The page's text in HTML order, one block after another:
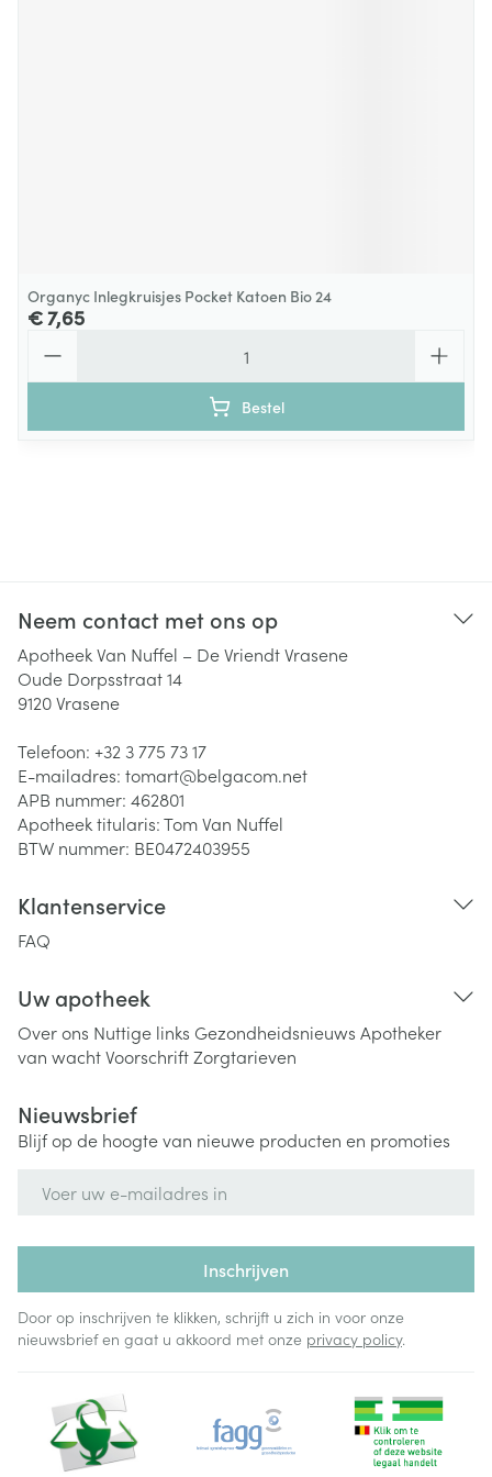
Organyc Inlegkruisjes Pocket Katoen Bio 24
€ 7,65
Bestel
Neem contact met ons op
Apotheek Van Nuffel – De Vriendt Vrasene
Oude Dorpsstraat 14
9120Vrasene
Telefoon: +32 3 775 73 17
E-mailadres: tomart@belgacom.net
APB nummer: 462801
Apotheek titularis:Tom Van Nuffel
BTW nummer: BE0472403955
Klantenservice
FAQ
Uw apotheek
Over ons Nuttige links Gezondheidsnieuws Apotheker
van wachtVoorschriftZorgtarieven
Nieuwsbrief
Blijf op de hoogte van nieuwe producten en promoties
Inschrijven
Door op inschrijven te klikken, schrijft u zich in voor onze
nieuwsbrief en gaat u akkoord met onze privacy policy.